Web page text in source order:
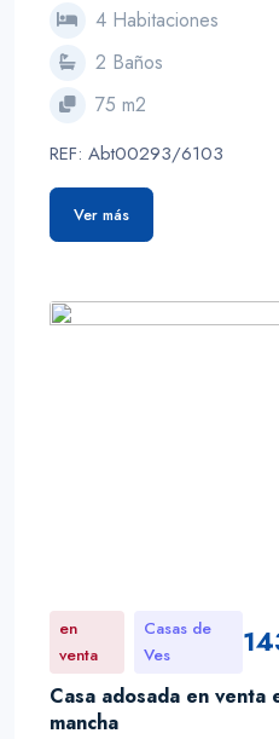
4 Habitaciones
2 Baños
75 m2
REF: Abt00293/6103
Ver más
en
venta
Casas de
Ves
Casa adosada en venta
mancha